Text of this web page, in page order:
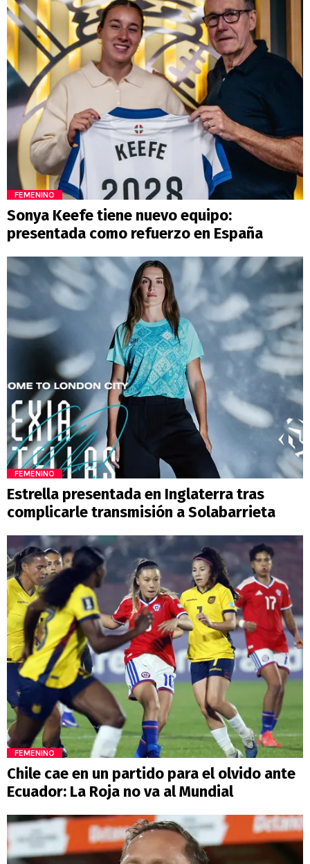
FEMENINO
Sonya Keefe tiene nuevo equipo:
presentada como refuerzo en España
FEMENINO
Estrella presentada en Inglaterra tras
complicarle transmisión a Solabarrieta
FEMENINO
Chile cae en un partido para el olvido ante
Ecuador: La Roja no va al Mundial